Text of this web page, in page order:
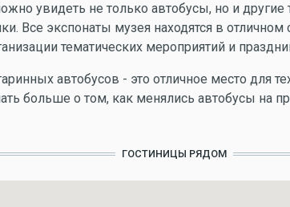
увидеть не только автобусы, но и другие
Все экспонаты музея находятся в отличном
тематических мероприятий и
автобусов - это отличное место для
больше о том, как менялись автобусы на
ГОСТИНИЦЫ РЯДОМ